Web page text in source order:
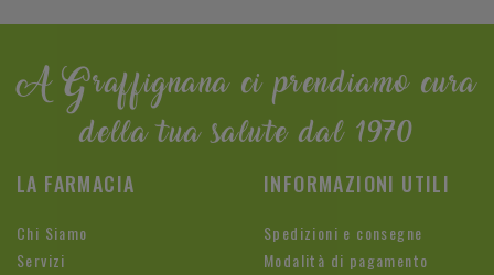
A Graffignana ci prendiamo cura
della tua salute dal 1970
LA FARMACIA
Chi Siamo
Servizi
INFORMAZIONI UTILI
Spedizioni e consegne
Modalità di pagamento